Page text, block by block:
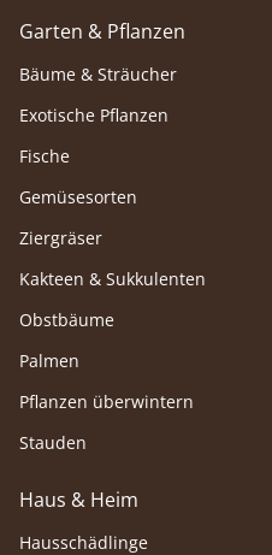
Garten & Pflanzen
Bäume & Sträucher
Exotische Pflanzen
Fische
Gemüsesorten
Ziergräser
Kakteen & Sukkulenten
Obstbäume
Palmen
Pflanzen überwintern
Stauden
Haus & Heim
Hausschädlinge